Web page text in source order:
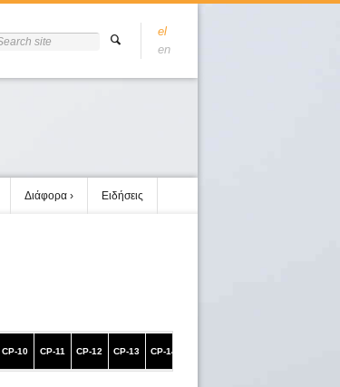
el
en
Διάφορα Ειδήσεις
CP-10 CP-11 CP-12 CP-13 CP-14